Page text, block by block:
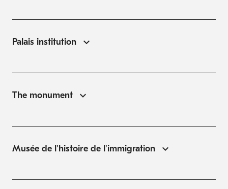
Palais institution
The monument
Musée de l'histoire de l'immigration